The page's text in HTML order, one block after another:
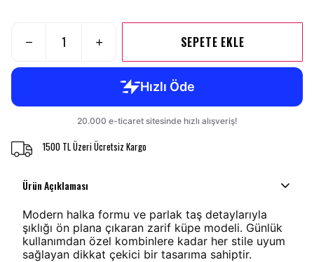
SEPETE EKLE
1500 TL Üzeri Ücretsiz Kargo
Ürün Açıklaması
Modern halka formu ve parlak taş detaylarıyla
şıklığı ön plana çıkaran zarif küpe modeli. Günlük
kullanımdan özel kombinlere kadar her stile uyum
sağlayan dikkat çekici bir tasarıma sahiptir.